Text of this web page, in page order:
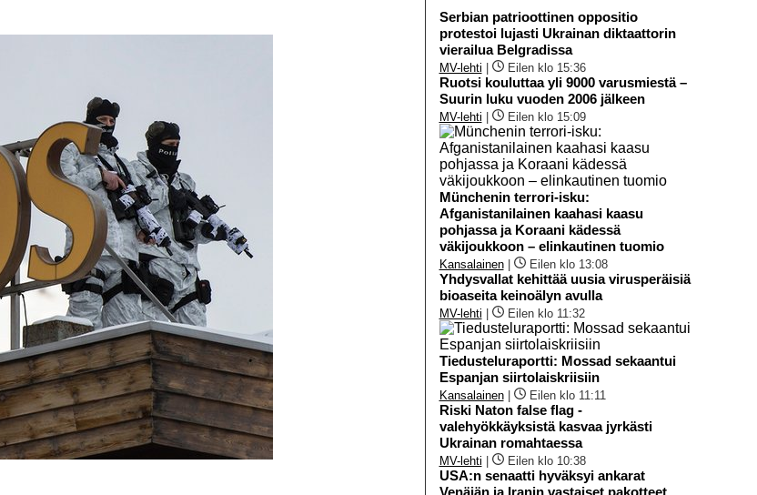
Serbian patrioottinen oppositio
protestoi lujasti Ukrainan diktaattorin
vierailua Belgradissa
MV-lehti Eilen klo 15:36
Ruotsi kouluttaa yli 9000 varusmiestä –
Suurin luku vuoden 2006 jälkeen
MV-lehti Eilen klo 15:09
Münchenin terrori-isku:
Afganistanilainen kaahasi kaasu
pohjassa ja Koraani kädessä
väkijoukkoon – elinkautinen tuomio
Kansalainen| Eilen klo 13:08
Yhdysvallat kehittää uusia virusperäisiä
bioaseita keinoälyn avulla
MV-lehti Eilen klo 11:32
Tiedusteluraportti: Mossad sekaantui
Espanjan siirtolaiskriisiin
Kansalainen| Eilen klo 11:11
Riski Naton false flag -
valehyökkäyksistä kasvaa jyrkästi
Ukrainan romahtaessa
MV-lehti Eilen klo 10:38
USA:n senaatti hyväksyi ankarat
Venäjän ja Iranin vastaiset pakotteet